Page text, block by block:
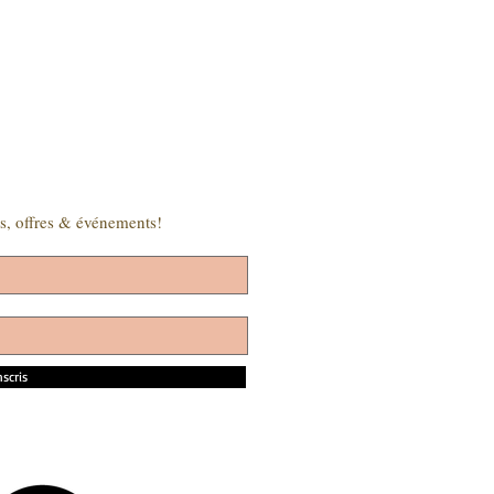
offres & événements!